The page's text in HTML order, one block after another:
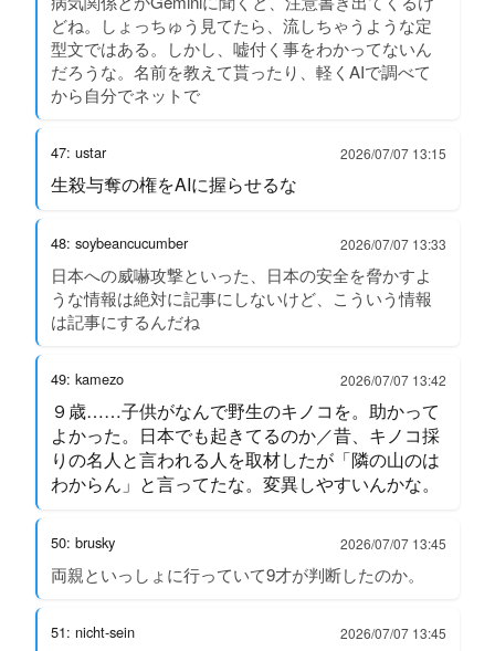
どね。しょっちゅう見てたら、流しちゃうような定
型文ではある。しかし、嘘付く事をわかってないん
だろうな。名前を教えて貰ったり、軽くAIで調べて
から自分でネットで
47: ustar 2026/07/07 13:15
生殺与奪の権をAIに握らせるな
48: soybeancucumber 2026/07/07 13:33
日本への威嚇攻撃といった、日本の安全を脅かすよ
うな情報は絶対に記事にしないけど、こういう情報
は記事にするんだね
49: kamezo 2026/07/07 13:42
９歳……子供がなんで野生のキノコを。助かって
よかった。日本でも起きてるのか／昔、キノコ採
りの名人と言われる人を取材したが「隣の山のは
わからん」と言ってたな。変異しやすいんかな。
50: brusky 2026/07/07 13:45
両親といっしょに行っていて9才が判断したのか。
51: nicht-sein 2026/07/07 13:45